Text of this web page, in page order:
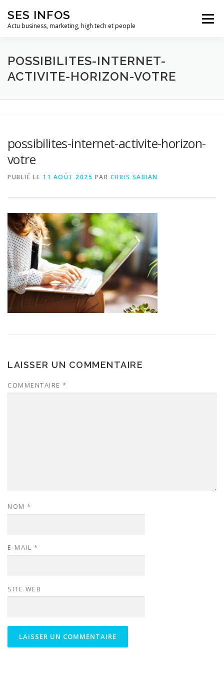
contenu
SES INFOS
Actu business, marketing, high tech et people
Menu
BUSINESS MARKETING
POSSIBILITES-INTERNET-
ACTIVITE-HORIZON-VOTRE
possibilites-internet-activite-horizon-
votre
PUBLIÉ LE 11 AOÛT 2025 PAR CHRIS SABIAN
LAISSER UN COMMENTAIRE
COMMENTAIRE *
NOM *
E-MAIL *
SITE WEB